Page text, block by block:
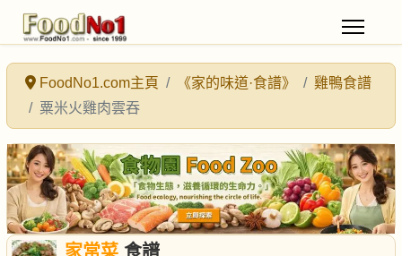
FoodNo1.com主頁 《家的味道·食譜》
雞鴨食譜
粟米火雞肉雲吞
家常菜食譜